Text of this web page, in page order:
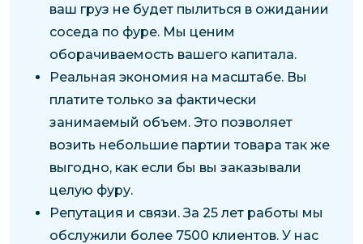
ваш груз не будет пылиться в ожидании
соседа по фуре. Мы ценим
оборачиваемость вашего капитала.
Реальная экономия на масштабе. Вы
платите только за фактически
занимаемый объем. Это позволяет
возить небольшие партии товара так же
выгодно, как если бы вы заказывали
целую фуру.
Репутация и связи. За 25 лет работы мы
обслужили более 7500 клиентов. У нас